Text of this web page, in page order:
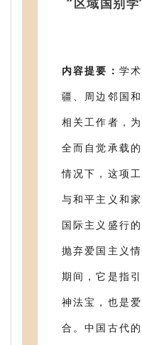
内容提要： 学
疆、周边邻国
相关工作者，
全而自觉承载
情况下，这项
与和平主义和
国际主义盛行
抛弃爱国主义
期间，它是指
神法宝，也是
合。中国古代